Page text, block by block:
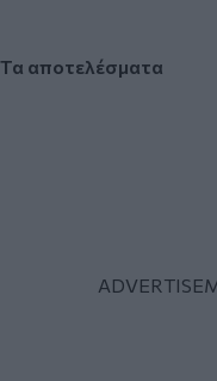
Τα αποτελέσματα